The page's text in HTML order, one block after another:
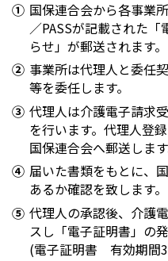
国保連合会から各事業
／PASSが記載された
らせ」が郵送されます。
事業所は代理人と委任
等を委任します。
代理人は介護電子請求
を行います。代理人登
国保連合会へ郵送します
届いた書類をもとに、
あるか確認を致します。
代理人の承認後、介護
スし「電子証明書」の
(電子証明書 有効期